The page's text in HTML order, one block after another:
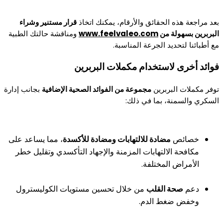
بعد مراجعة هذه الحقائق والأرقام، يمكنك اتخاذ قرار مستنير وشراء
البربرين بسهولة منwww.feelvaleo.com ومناقشة حالتك الطبية
مع أطبائنا لتحديد الجرعة المناسبة.
فوائد أخرى لاستخدام مكملات البربرين
توفر مكملات البربرين مجموعة من الفوائد الصحية الإضافية بجانب إدارة
السكري والسمنة، بما في ذلك:
خصائص مضادة للالتهابات ومضادة للأكسدة، مما يساعد على
مكافحة الالتهابات المزمنة والإجهاد التأكسدي وتقليل خطر
الأمراض المختلفة.
دعم صحة القلب من خلال تحسين مستويات الكوليسترول
وخفض ضغط الدم.